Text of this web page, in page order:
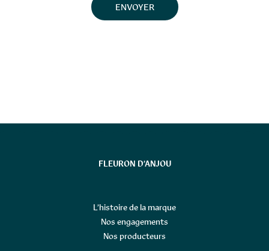
FLEURON D’ANJOU
L’histoire de la marque
Nos engagements
Nos producteurs